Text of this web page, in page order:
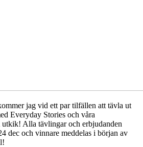
jag vid ett par tilfällen att tävla ut
Everyday Stories och våra
utkik! Alla tävlingar och erbjudanden
dec och vinnare meddelas i början av